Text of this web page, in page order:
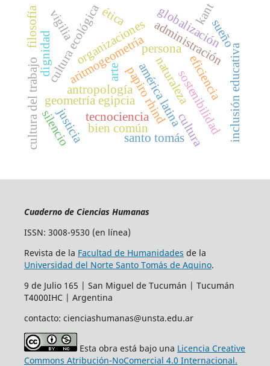
persona
aritmogeometría
cultura ecológica naturaleza
antropología
geometría egipciapapiro rhind
cultura del trabajo américa latina
administración
organizaciones globalización
sostenibilidadinclusión educativa
eficiencia
tecnociencia
dignidad
bien común
justicia
sueño
vigilia
silencio cultura
ética
santo tomás
kant
filosofía
arte
Cuaderno de Ciencias Humanas
ISSN: 3008-9530 (en línea)
Revista de la Facultad de Humanidades de la
Universidad del Norte Santo Tomás de Aquino.
9 de Julio 165 | San Miguel de Tucumán | Tucumán
T4000IHC | Argentina
contacto: cienciashumanas@unsta.edu.ar
Esta obra está bajo una Licencia Creative
Commons Atribución-NoComercial 4.0 Internacional.